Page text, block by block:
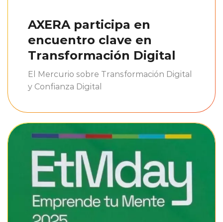
AXERA participa en
encuentro clave en
Transformación Digital
El Mercurio sobre Transformación Digital
y Confianza Digital